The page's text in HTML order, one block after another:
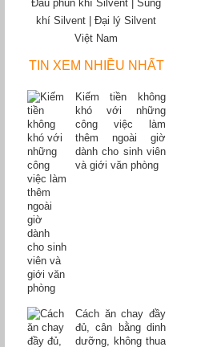
Đầu phun khí Silvent | Súng
khí Silvent | Đại lý Silvent
Việt Nam
TIN XEM NHIỀU NHẤT
Kiếm tiền không
khó với những
công việc làm
thêm ngoài giờ
dành cho sinh viên
và giới văn phòng
Cách ăn chay đầy
đủ, cân bằng dinh
dưỡng, không thua